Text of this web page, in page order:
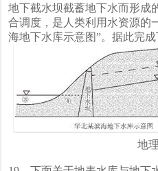
地下截水坝截蓄地下水而形成
合调度，是人类利用水资源的
海地下水库示意图”。据此完成
地